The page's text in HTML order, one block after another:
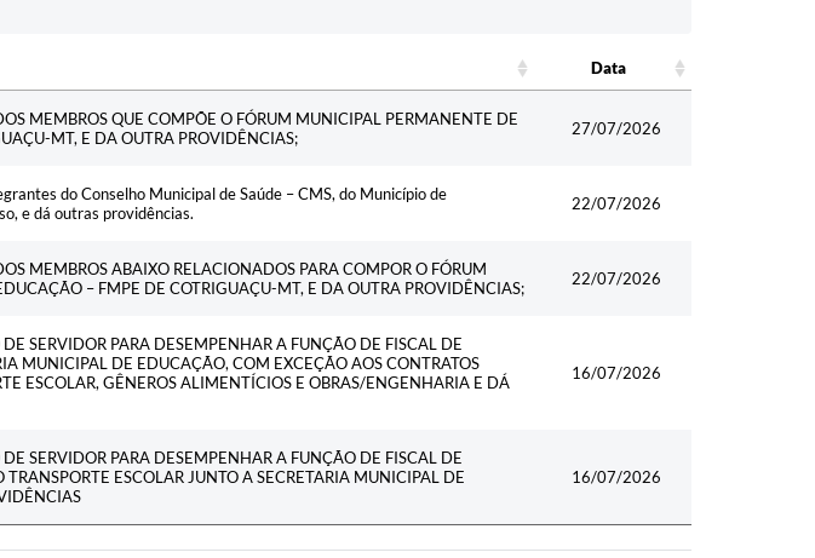
Data
MEMBROS QUE COMPÕE O FÓRUM MUNICIPAL PERMANENTE DE
MT, E DA OUTRA PROVIDÊNCIAS;
27/07/2026
do Conselho Municipal de Saúde – CMS, do Município de
e dá outras providências.
22/07/2026
MEMBROS ABAIXO RELACIONADOS PARA COMPOR O FÓRUM
– FMPE DE COTRIGUAÇU-MT, E DA OUTRA PROVIDÊNCIAS;
22/07/2026
SERVIDOR PARA DESEMPENHAR A FUNÇÃO DE FISCAL DE
MUNICIPAL DE EDUCAÇÃO, COM EXCEÇÃO AOS CONTRATOS
ESCOLAR, GÊNEROS ALIMENTÍCIOS E OBRAS/ENGENHARIA E DÁ
16/07/2026
SERVIDOR PARA DESEMPENHAR A FUNÇÃO DE FISCAL DE
ESCOLAR JUNTO A SECRETARIA MUNICIPAL DE
16/07/2026